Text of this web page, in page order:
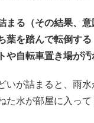
まる（その結果、
葉を踏んで転倒する
や自転車置き場が汚
いが詰まると、雨
た水が部屋に入って